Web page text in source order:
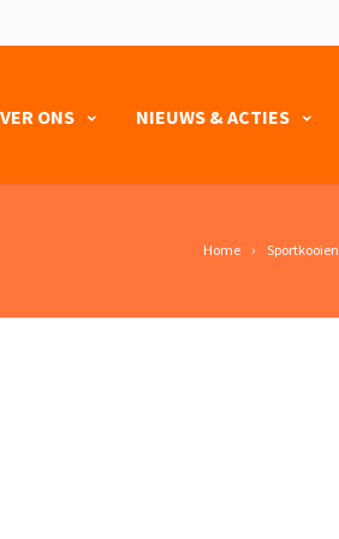
ONS NIEUWS & ACTIES
Home Sportkooien